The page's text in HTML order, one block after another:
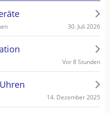
30. Juli 2026
Vor 8 Stunden
14. Dezember 2025